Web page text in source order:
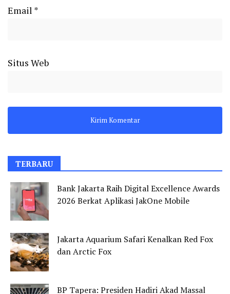
Email *
Situs Web
TERBARU
Bank Jakarta Raih Digital Excellence Awards
2026 Berkat Aplikasi JakOne Mobile
Jakarta Aquarium Safari Kenalkan Red Fox
dan Arctic Fox
BP Tapera: Presiden Hadiri Akad Massal